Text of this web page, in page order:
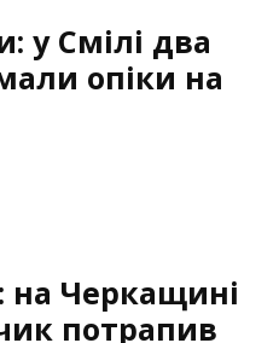
у Смілі два
опіки на
на Черкащині
потрапив